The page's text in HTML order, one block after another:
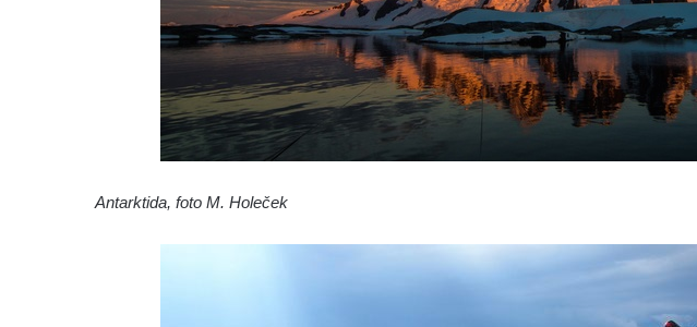
Antarktida, foto M. Holeček